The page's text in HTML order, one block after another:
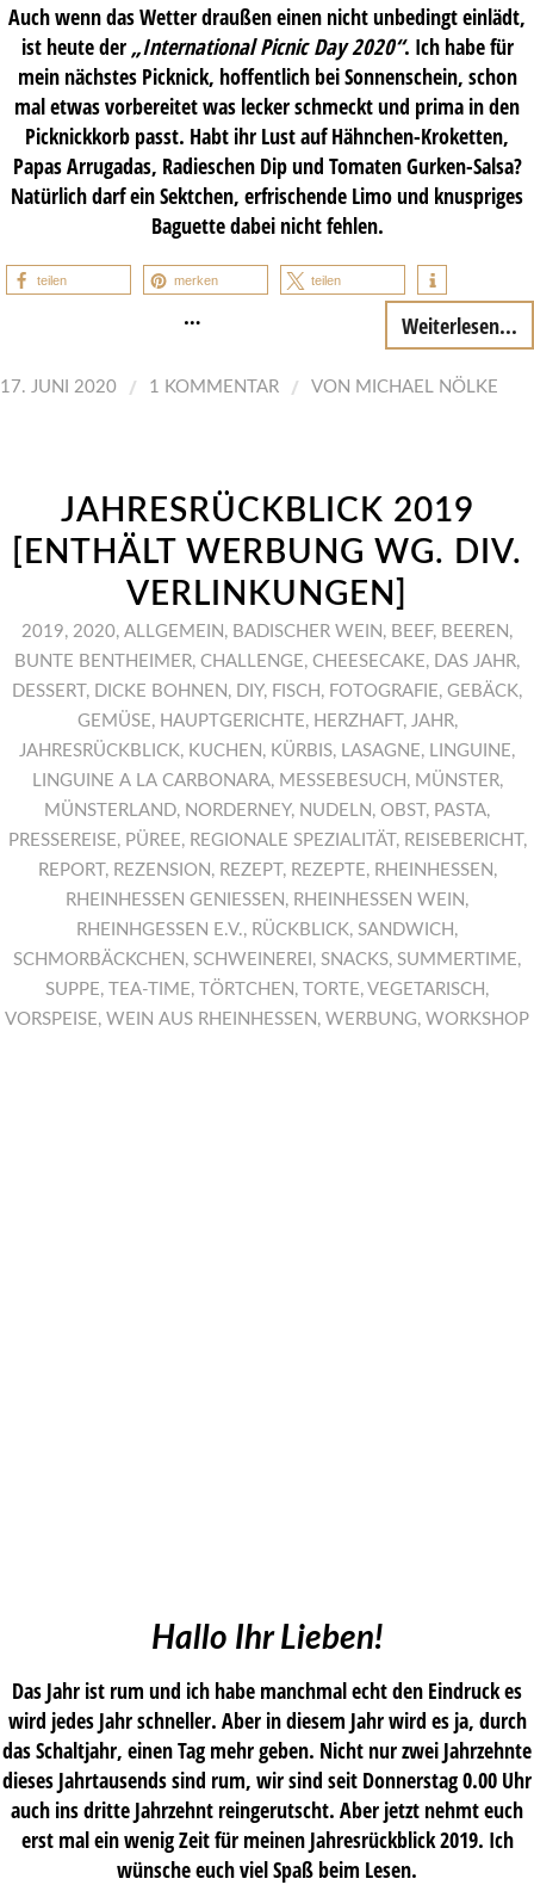
Auch wenn das Wetter draußen einen nicht unbedingt einlädt,
ist heute der „International Picnic Day 2020“. Ich habe für
mein nächstes Picknick, hoffentlich bei Sonnenschein, schon
mal etwas vorbereitet was lecker schmeckt und prima in den
Picknickkorb passt. Habt ihr Lust auf Hähnchen-Kroketten,
Papas Arrugadas, Radieschen Dip und Tomaten Gurken-Salsa?
Natürlich darf ein Sektchen, erfrischende Limo und knuspriges
Baguette dabei nicht fehlen.
teilen merken teilen
… Weiterlesen...
17. JUNI 2020 / 1 KOMMENTAR / VON MICHAEL NÖLKE
JAHRESRÜCKBLICK 2019
[ENTHÄLT WERBUNG WG. DIV.
VERLINKUNGEN]
2019, 2020, ALLGEMEIN , BADISCHER WEIN , BEEF, BEEREN ,
BUNTE BENTHEIMER, CHALLENGE, CHEESECAKE, DAS JAHR,
DESSERT, DICKE BOHNEN , DIY, FISCH , FOTOGRAFIE, GEBÄCK,
GEMÜSE, HAUPTGERICHTE, HERZHAFT, JAHR,
JAHRESRÜCKBLICK, KUCHEN , KÜRBIS, LASAGNE, LINGUINE,
LINGUINE A LA CARBONARA, MESSEBESUCH , MÜNSTER,
MÜNSTERLAND, NORDERNEY, NUDELN , OBST, PASTA,
PRESSEREISE, PÜREE, REGIONALE SPEZIALITÄT, REISEBERICHT,
REPORT, REZENSION , REZEPT, REZEPTE, RHEINHESSEN ,
RHEINHESSEN GENIESSEN
, RHEINHESSEN WEIN ,
RHEINHGESSEN E.V., RÜCKBLICK, SANDWICH ,
SCHMORBÄCKCHEN , SCHWEINEREI , SNACKS, SUMMERTIME,
SUPPE, TEA-TIME, TÖRTCHEN , TORTE, VEGETARISCH ,
VORSPEISE, WEIN AUS RHEINHESSEN , WERBUNG, WORKSHOP
Hallo Ihr Lieben!
Das Jahr ist rum und ich habe manchmal echt den Eindruck es
wird jedes Jahr schneller. Aber in diesem Jahr wird es ja, durch
das Schaltjahr, einen Tag mehr geben. Nicht nur zwei Jahrzehnte
dieses Jahrtausends sind rum, wir sind seit Donnerstag 0.00 Uhr
auch ins dritte Jahrzehnt reingerutscht. Aber jetzt nehmt euch
erst mal ein wenig Zeit für meinen Jahresrückblick 2019. Ich
wünsche euch viel Spaß beim Lesen.